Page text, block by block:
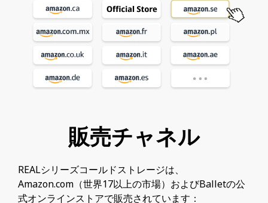
販売チャネル
REALシリーズコールドストレージは、
Amazon.com（世界17以上の市場）およびBalletの公
式オンラインストアで販売されています：